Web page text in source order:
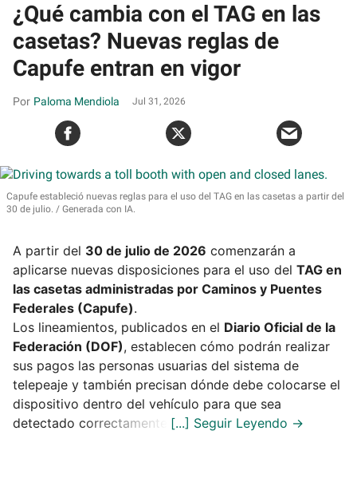
¿Qué cambia con el TAG en las
casetas? Nuevas reglas de
Capufe entran en vigor
Paloma Mendiola Jul 31, 2026
Capufe estableció nuevas reglas para el uso del TAG en las casetas a partir del
30 de julio.
Generada con IA.
A partir del 30 de julio de 2026 comenzarán a
aplicarse nuevas disposiciones para el uso del TAG en
las casetas administradas por Caminos y Puentes
Federales (Capufe).
Los lineamientos, publicados en el Diario Oficial de la
Federación (DOF), establecen cómo podrán realizar
sus pagos las personas usuarias del sistema de
telepeaje y también precisan dónde debe colocarse el
dispositivo dentro del vehículo para que sea
detectado correctamente.